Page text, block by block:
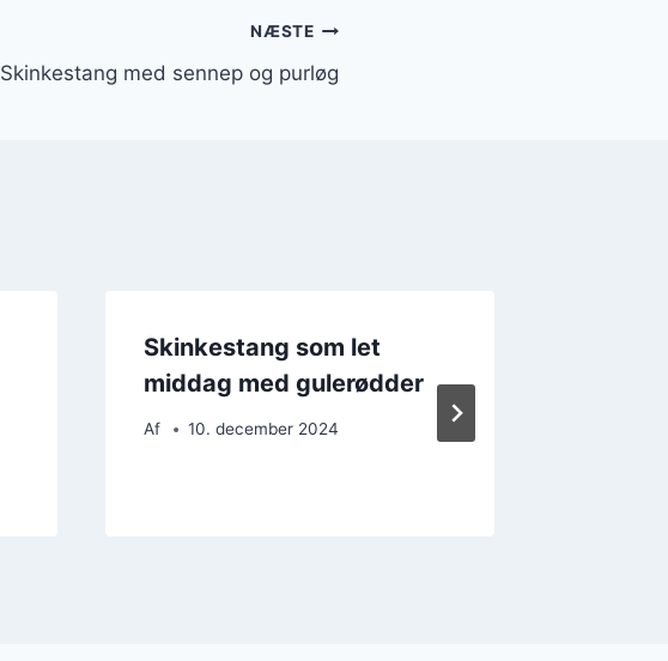
NÆSTE
Skinkestang med sennep og purløg
Skinkestang som let
middag med gulerødder
Af 10. december 2024